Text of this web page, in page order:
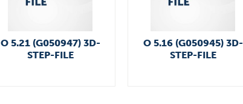
O 5.21 (G050947) 3D-
STEP-FILE
O 5.16 (G050945) 3D-
STEP-FILE